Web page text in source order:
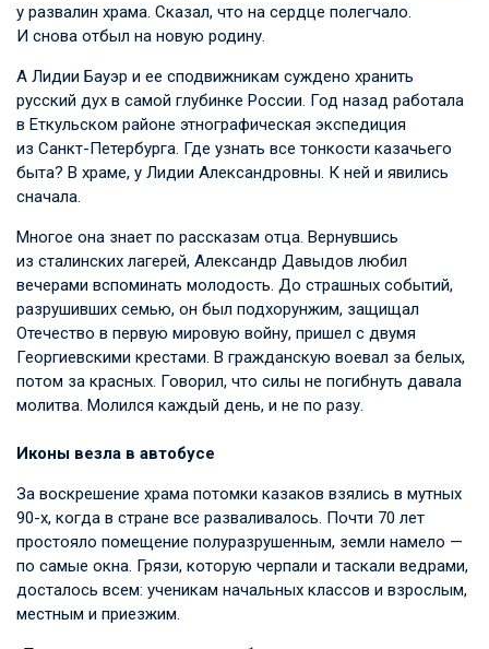
у развалин храма. Сказал, что на сердце полегчало.
И снова отбыл на новую родину.
А Лидии Бауэр и ее сподвижникам суждено хранить
русский дух в самой глубинке России. Год назад работала
в Еткульском районе этнографическая экспедиция
из Санкт-Петербурга. Где узнать все тонкости казачьего
быта? В храме, у Лидии Александровны. К ней и явились
сначала.
Многое она знает по рассказам отца. Вернувшись
из сталинских лагерей, Александр Давыдов любил
вечерами вспоминать молодость. До страшных событий,
разрушивших семью, он был подхорунжим, защищал
Отечество в первую мировую войну, пришел с двумя
Георгиевскими крестами. В гражданскую воевал за белых,
потом за красных. Говорил, что силы не погибнуть давала
молитва. Молился каждый день, и не по разу.
Иконы везла в автобусе
За воскрешение храма потомки казаков взялись в мутных
90-х, когда в стране все разваливалось. Почти 70 лет
простояло помещение полуразрушенным, земли намело —
по самые окна. Грязи, которую черпали и таскали ведрами,
досталось всем: ученикам начальных классов и взрослым,
местным и приезжим.